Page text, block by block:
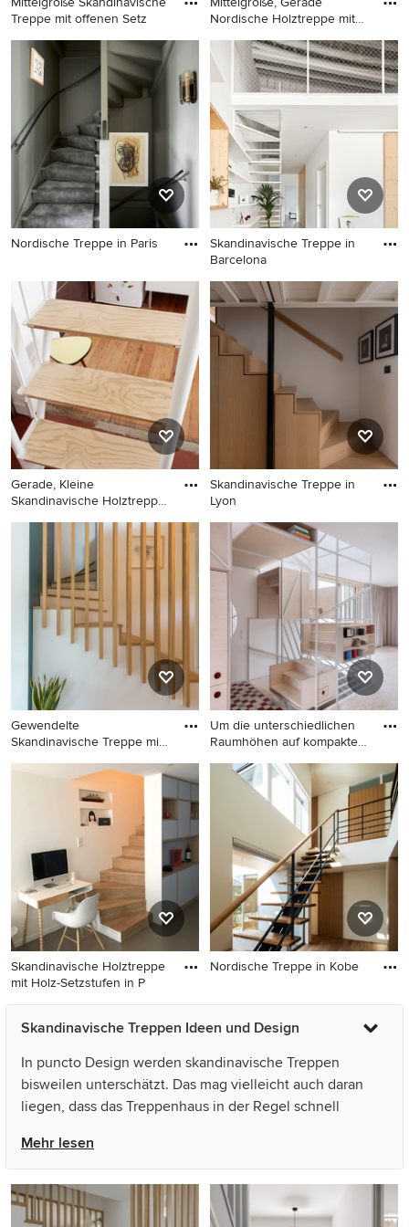
Treppe mit offenen Setz
Mittelgroße Skandinavische
Treppe mit offenen
Setzstufen in Stockholm
Nordische Holztreppe mit
Mittelgroße, Gerade
Nordische Holztreppe mit
offenen Setzstufen in
Rennes
Nordische Treppe in Paris
Skandinavische Treppe in
Barcelona
Skandinavische Treppe in
Barcelona
Gerade, Kleine
Skandinavische Holztreppe
Gerade, Kleine
Skandinavische Holztreppe
mit Stahlgeländer in
Grenoble
Skandinavische Treppe in
Lyon
Skandinavische Treppe in
Lyon
Gewendelte
Skandinavische Treppe mit
Gewendelte Skandinavische
Treppe mit Beton-Setzstufen
Um die unterschiedlichen
Raumhöhen auf kompaktem
Skandinavische Holztreppe
in U-Form mit Holz-
Setzstufen und
Stahlgeländer in München
Skandinavische Holztreppe
mit Holz-Setzstufen in P
Skandinavische Holztreppe
mit Holz-Setzstufen in Paris
Nordische Treppe in Kobe
Skandinavische Treppen Ideen und Design
In puncto Design werden skandinavische Treppen
bisweilen unterschätzt. Das mag vielleicht auch daran
liegen, dass das Treppenhaus in der Regel schnell
über die Wangen, von der Brüstung bis zum Geländer
oder der Beleuchtung unzählige Möglichkeiten, um eine
schöne nordische Treppe zu gestalten. Bei einer offenen
Treppe bildet das Design der Stufen und Geländer ein
Mehr lesen